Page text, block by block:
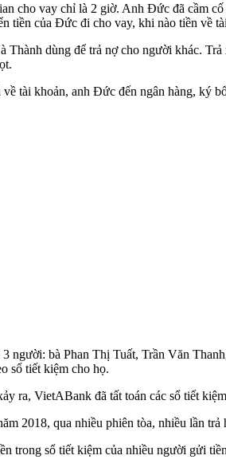
cho vay chỉ là 2 giờ. Anh Đức đã cầm
tiền của Đức đi cho vay, khi nào tiền về
Thành dùng để trả nợ cho người khác.
tài khoản, anh Đức đến ngân hàng, ký
người: bà Phan Thị Tuất, Trần Văn
sổ tiết kiệm cho họ.
ra, VietABank đã tất toán các sổ tiết
2018, qua nhiều phiên tòa, nhiều lần
trong sổ tiết kiệm của nhiều người gửi